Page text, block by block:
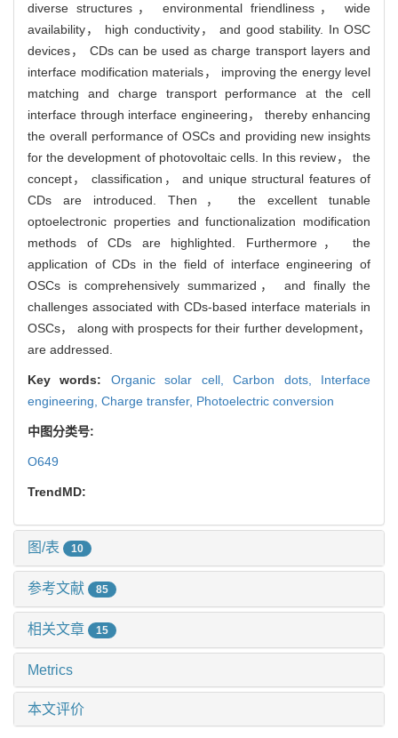
diverse structures， environmental friendliness， wide
availability， high conductivity， and good stability. In OSC
devices， CDs can be used as charge transport layers and
interface modification materials， improving the energy level
matching and charge transport performance at the cell
interface through interface engineering， thereby enhancing
the overall performance of OSCs and providing new insights
for the development of photovoltaic cells. In this review， the
concept， classification， and unique structural features of
CDs are introduced. Then， the excellent tunable
optoelectronic properties and functionalization modification
methods of CDs are highlighted. Furthermore， the
application of CDs in the field of interface engineering of
OSCs is comprehensively summarized， and finally the
challenges associated with CDs-based interface materials in
OSCs， along with prospects for their further development，
are addressed.
Key words: Organic solar cell,Carbon dots, Interface
engineering, Charge transfer, Photoelectric conversion
中图分类号:
O649
TrendMD:
图/表 10
参考文献 85
相关文章 15
Metrics
本文评价